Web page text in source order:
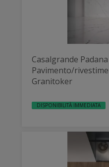
Casalgrande
Pavimento/
Granitoker
DISPONIBILITÀ IMMEDIATA